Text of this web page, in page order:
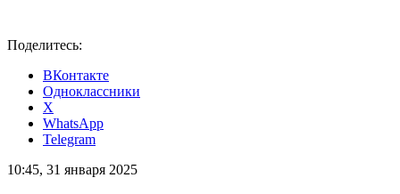
Поделитесь:
ВКонтакте
Одноклассники
X
WhatsApp
Telegram
10:45, 31 января 2025